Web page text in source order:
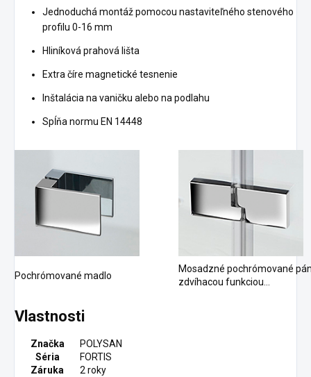
Jednoduchá montáž pomocou nastaviteľného stenového
profilu 0-16 mm
Hliníková prahová lišta
Extra číre magnetické tesnenie
Inštalácia na vaničku alebo na podlahu
Spĺňa normu EN 14448
Pochrómované madlo
Mosadzné pochrómované
zdvíhacou funkciou...
Vlastnosti
Značka
POLYSAN
Séria
FORTIS
Záruka
2 roky